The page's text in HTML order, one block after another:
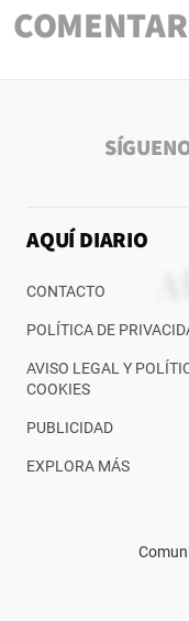
AQUÍ DIARIO
CONTACTO
POLÍTICA DE
AVISO LEGAL Y
COOKIES
PUBLICIDAD
EXPLORA MÁS